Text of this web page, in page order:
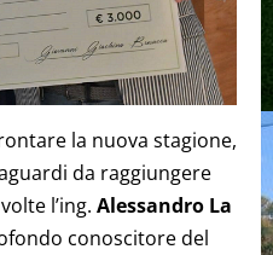
la nuova stagione,
da raggiungere
l’ing. Alessandro La
conoscitore del